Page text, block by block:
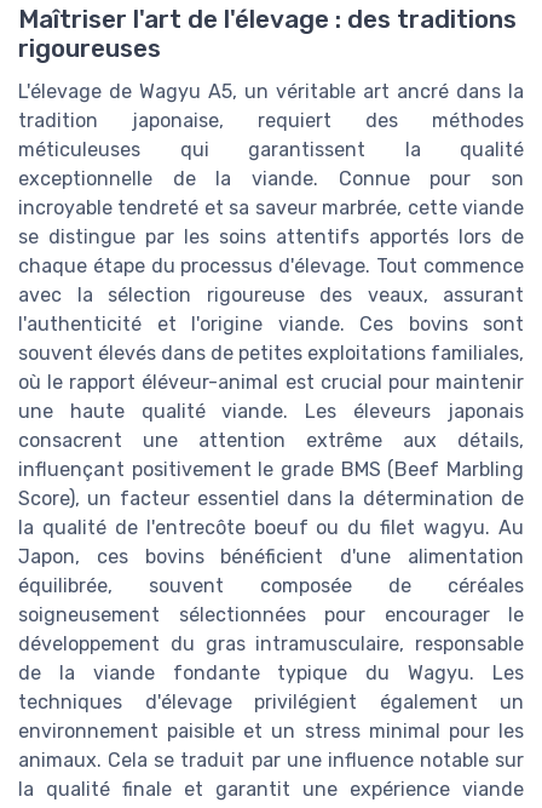
Maîtriser l'art de l'élevage : des traditions
rigoureuses
L'élevage de Wagyu A5, un véritable art ancré dans la
tradition japonaise, requiert des méthodes
méticuleuses qui garantissent la qualité
exceptionnelle de la viande. Connue pour son
incroyable tendreté et sa saveur marbrée, cette viande
se distingue par les soins attentifs apportés lors de
chaque étape du processus d'élevage. Tout commence
avec la sélection rigoureuse des veaux, assurant
l'authenticité et l'origine viande. Ces bovins sont
souvent élevés dans de petites exploitations familiales,
où le rapport éléveur-animal est crucial pour maintenir
une haute qualité viande. Les éleveurs japonais
consacrent une attention extrême aux détails,
influençant positivement le grade BMS (Beef Marbling
Score), un facteur essentiel dans la détermination de
la qualité de l'entrecôte boeuf ou du filet wagyu. Au
Japon, ces bovins bénéficient d'une alimentation
équilibrée, souvent composée de céréales
soigneusement sélectionnées pour encourager le
développement du gras intramusculaire, responsable
de la viande fondante typique du Wagyu. Les
techniques d'élevage privilégient également un
environnement paisible et un stress minimal pour les
animaux. Cela se traduit par une influence notable sur
la qualité finale et garantit une expérience viande